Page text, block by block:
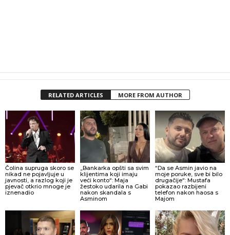
RELATED ARTICLES MORE FROM AUTHOR
Čolina supruga skoro se
nikad ne pojavljuje u
javnosti, a razlog koji je
pjevač otkrio mnoge je
iznenadio
„Bankarka opšti sa svim
klijentima koji imaju
veći konto“: Maja
žestoko udarila na Gabi
nakon skandala s
Asminom
“Da se Asmin javio na
moje poruke, sve bi bilo
drugačije“: Mustafa
pokazao razbijeni
telefon nakon haosa s
Majom